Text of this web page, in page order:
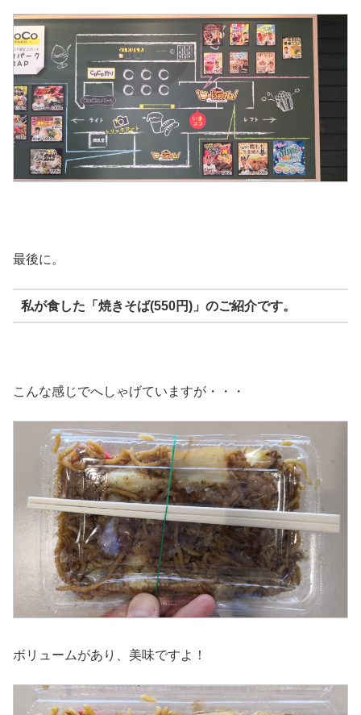
最後に。
私が食した 「焼きそば(550円)」 のご紹介です。
こんな感じでへしゃげていますが・・・
ボリュームがあり、美味ですよ！